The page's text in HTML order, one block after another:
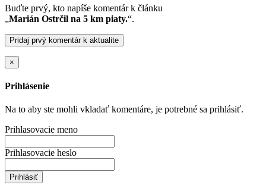
Buďte prvý, kto napíše komentár k článku
„Marián Ostrčil na 5 km piaty.“.
Pridaj prvý komentár k aktualite
×
Prihlásenie
Na to aby ste mohli vkladať komentáre, je potrebné sa prihlásiť.
Prihlasovacie meno
Prihlasovacie heslo
Prihlásiť